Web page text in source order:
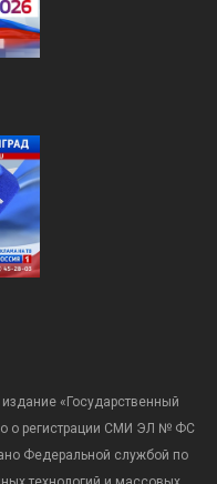
«Государственный
о регистрации СМИ ЭЛ № ФС
Федеральной службой по